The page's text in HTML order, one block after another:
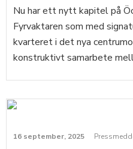
Nu har ett nytt kapitel på
Fyrvaktaren som med
kvarteret i det nya
konstruktivt samarbete
16 september, 2025